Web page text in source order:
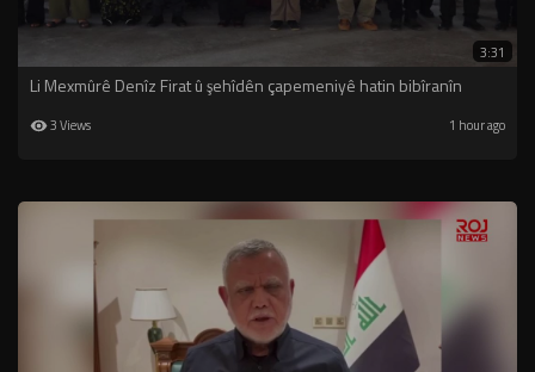
3:31
Li Mexmûrê Denîz Firat û şehîdên çapemeniyê hatin bibîranîn
3 Views 1 hour ago